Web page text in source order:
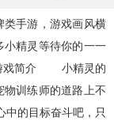
儿童教育
0款手游
手游，游戏画风横
精灵等待你的一一
游戏简介 小精灵的
训练师的道路上不
中的目标奋斗吧，只